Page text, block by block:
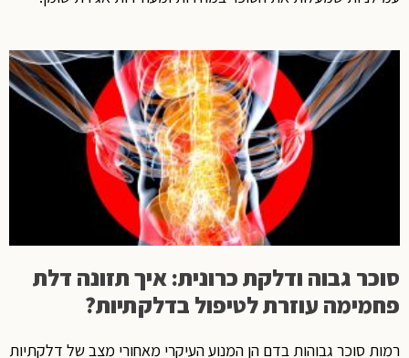
סוכר גבוה ודלקת כרונית: איך תזונה דלת
פחמימה עוזרת לטיפול בדלקתיות?
רמות סוכר גבוהות בדם הן המנוע העיקרי מאחורי מצב של דלקתיות